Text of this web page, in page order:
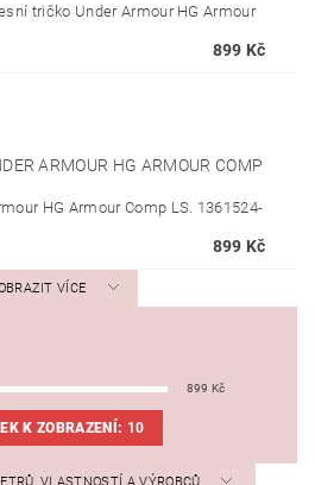
tričko Under Armour HG Armour
899 Kč
ARMOUR HG ARMOUR COMP
HG Armour Comp LS. 1361524-
899 Kč
VÍCE
899 Kč
K ZOBRAZENÍ: 10